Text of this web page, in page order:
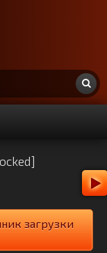
загрузки